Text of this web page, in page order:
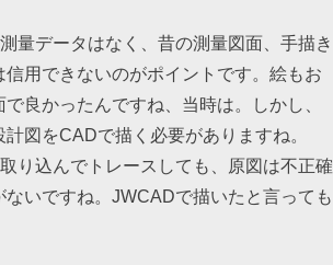
量データはなく、昔の測量図面、手描き
用できないのがポイントです。絵もお
良かったんですね、当時は。しかし、
図をCADで描く必要がありますね。
り込んでトレースしても、原図は不正確
いですね。JWCADで描いたと言っても